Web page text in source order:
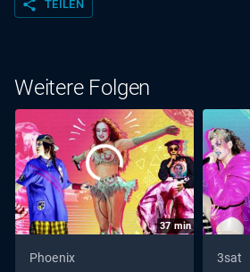
share TEILEN
Weitere Folgen
37min
Phoenix 3sat